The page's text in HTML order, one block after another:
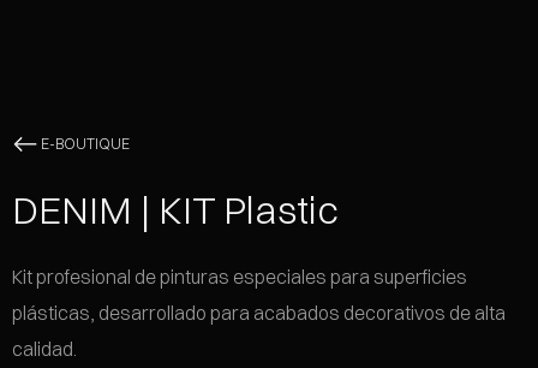
E-BOUTIQUE
DENIM | KIT Plastic
Kit profesional de pinturas especiales para superficies
plásticas, desarrollado para acabados decorativos de alta
calidad.